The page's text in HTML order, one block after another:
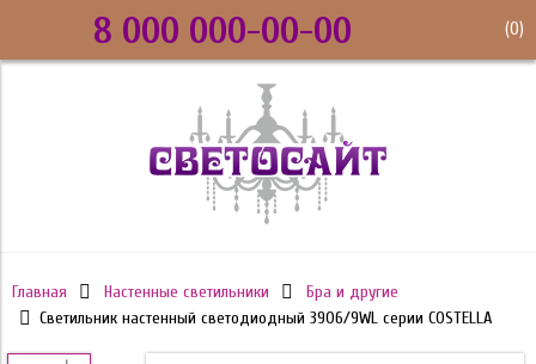
8 000 000-00-00 (0)
Главная Настенные светильники
Бра и другие
Светильник настенный светодиодный 3906/9WL серии COSTELLA